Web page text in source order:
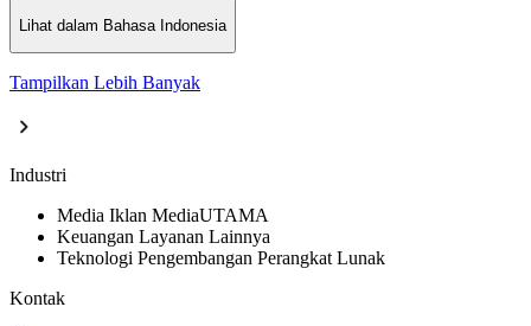
Lihat dalam Bahasa Indonesia
Tampilkan Lebih Banyak
Industri
Media Iklan MediaUTAMA
Keuangan Layanan Lainnya
Teknologi Pengembangan Perangkat Lunak
Kontak